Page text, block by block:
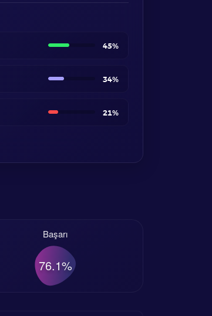
45%
34%
21%
Başarı
76.1%